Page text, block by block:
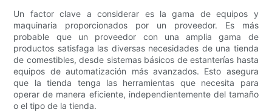
Un factor clave a considerar es la gama de equipos y
maquinaria proporcionados por un proveedor. Es más
probable que un proveedor con una amplia gama de
productos satisfaga las diversas necesidades de una tienda
de comestibles, desde sistemas básicos de estanterías hasta
equipos de automatización más avanzados. Esto asegura
que la tienda tenga las herramientas que necesita para
operar de manera eficiente, independientemente del tamaño
o el tipo de la tienda.